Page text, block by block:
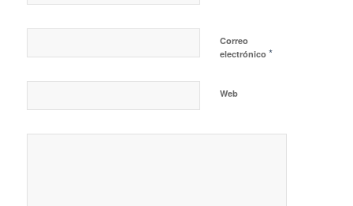
Correo
electrónico *
Web